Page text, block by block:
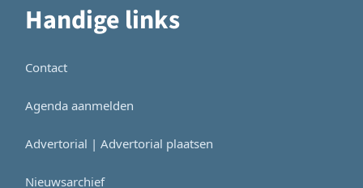
Handige links
Contact
Agenda aanmelden
Advertorial | Advertorial plaatsen
Nieuwsarchief